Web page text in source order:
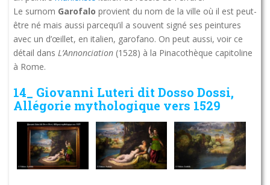
Le surnom Garofalo provient du nom de la ville où il est peut-
être né mais aussi parcequ’il a souvent signé ses peintures
avec un d’œillet, en italien, garofano. On peut aussi, voir ce
détail dans L’Annonciation (1528) à la Pinacothèque capitoline
à Rome.
14_ Giovanni Luteri dit Dosso Dossi,
Allégorie mythologique vers 1529